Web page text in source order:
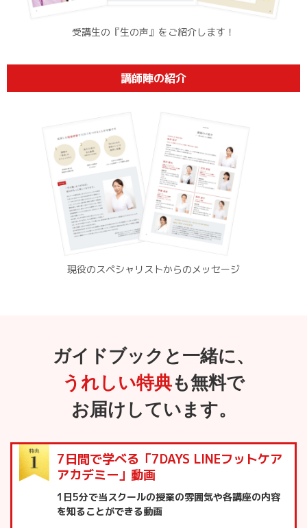
受講生の『生の声』をご紹介します！
講師陣の紹介
現役のスペシャリストからのメッセージ
ガイドブックと 一緒に、
うれしい特典も無料で
お届けしています。
7日間で学べる「7DAYS LINEフットケア
アカデミー」動画
1日5分で当スクールの授業の雰囲気や各講座の内容
を知ることができる動画